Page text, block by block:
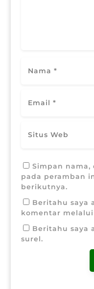
Simpan nama,
pada peramban
berikutnya.
Beritahu saya
komentar
Beritahu saya
surel.